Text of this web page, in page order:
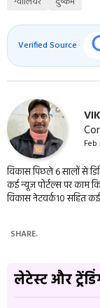
Verified Source
Feb
विकास पिछले 6 सालों से
कई न्यूज़ पोर्टल्स पर काम
विकास नेटवर्क10 सहित
इन्हें किताबें पढ़ने और
SHARE.
लेटेस्ट और